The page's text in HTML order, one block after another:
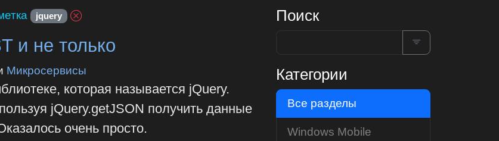
jquery
и не только
Микросервисы
которая называется jQuery.
jQuery.getJSON получить данные
очень просто.
Поиск
Категории
Все разделы
Windows Mobile